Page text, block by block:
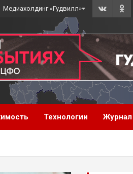
Медиахолдинг «Гудвилл»
Технологии Журнал